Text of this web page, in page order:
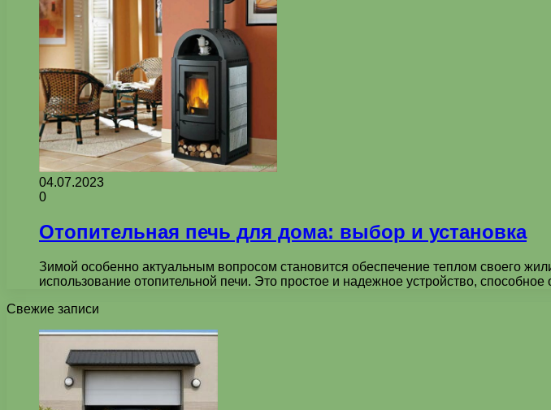
04.07.2023
0
Отопительная печь для дома: выбор и установка
Зимой особенно актуальным вопросом становится обеспечение теплом своего
использование отопительной печи. Это простое и надежное устройство,
Свежие записи